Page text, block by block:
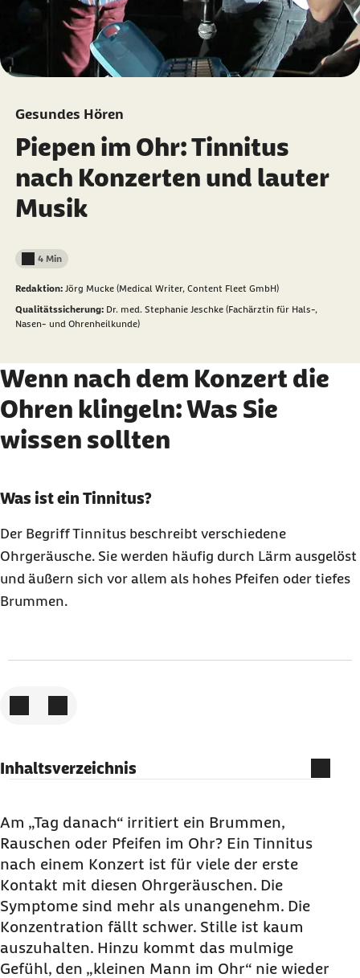
Gesundes Hören
Piepen im Ohr: Tinnitus
nach Konzerten und lauter
Musik
Lesedauer weniger als
4 Min
Redaktion: Jörg Mucke (Medical Writer, Content Fleet GmbH)
Qualitätssicherung: Dr. med. Stephanie Jeschke (Fachärztin für Hals-,
Nasen- und Ohrenheilkunde)
Wenn nach dem Konzert die
Ohren klingeln: Was Sie
wissen sollten
Karussell mit 3 Elementen
Element 1 von 3
Was ist ein Tinnitus?
Der Begriff Tinnitus beschreibt verschiedene
Ohrgeräusche. Sie werden häufig durch Lärm ausgelöst
und äußern sich vor allem als hohes Pfeifen oder tiefes
Brummen.
Inhaltsverzeichnis
Piepen in den Ohren nach lauter Musik: Was
man gegen den Tinnitus tun kann
Wenn der Tinnitus nach einem Konzert nicht
innerhalb eines Tages verschwindet
Am „Tag danach“ irritiert ein Brummen,
Rauschen oder Pfeifen im Ohr? Ein Tinnitus
nach einem Konzert ist für viele der erste
Kontakt mit diesen Ohrgeräuschen. Die
Symptome sind mehr als unangenehm. Die
Konzentration fällt schwer. Stille ist kaum
auszuhalten. Hinzu kommt das mulmige
Gefühl, den „kleinen Mann im Ohr“ nie wieder